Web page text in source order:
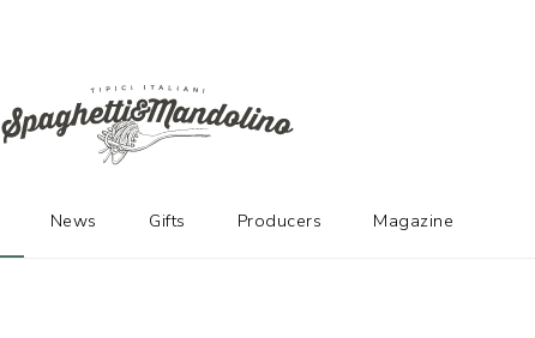
News Gifts Producers Magazine